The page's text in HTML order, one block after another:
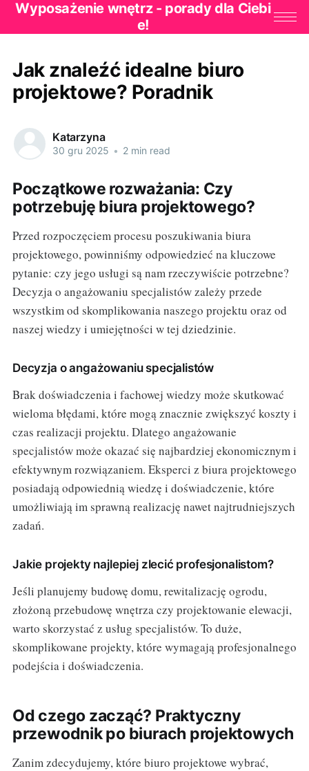
Wyposażenie wnętrz - porady dla Ciebi
e!
Jak znaleźć idealne biuro
projektowe? Poradnik
Katarzyna
30 gru 2025 • 2 min read
Początkowe rozważania: Czy
potrzebuję biura projektowego?
Przed rozpoczęciem procesu poszukiwania biura
projektowego, powinniśmy odpowiedzieć na kluczowe
pytanie: czy jego usługi są nam rzeczywiście potrzebne?
Decyzja o angażowaniu specjalistów zależy przede
wszystkim od skomplikowania naszego projektu oraz od
naszej wiedzy i umiejętności w tej dziedzinie.
Decyzja o angażowaniu specjalistów
Brak doświadczenia i fachowej wiedzy może skutkować
wieloma błędami, które mogą znacznie zwiększyć koszty i
czas realizacji projektu. Dlatego angażowanie
specjalistów może okazać się najbardziej ekonomicznym i
efektywnym rozwiązaniem. Eksperci z biura projektowego
posiadają odpowiednią wiedzę i doświadczenie, które
umożliwiają im sprawną realizację nawet najtrudniejszych
zadań.
Jakie projekty najlepiej zlecić profesjonalistom?
Jeśli planujemy budowę domu, rewitalizację ogrodu,
złożoną przebudowę wnętrza czy projektowanie elewacji,
warto skorzystać z usług specjalistów. To duże,
skomplikowane projekty, które wymagają profesjonalnego
podejścia i doświadczenia.
Od czego zacząć? Praktyczny
przewodnik po biurach projektowych
Zanim zdecydujemy, które biuro projektowe wybrać,